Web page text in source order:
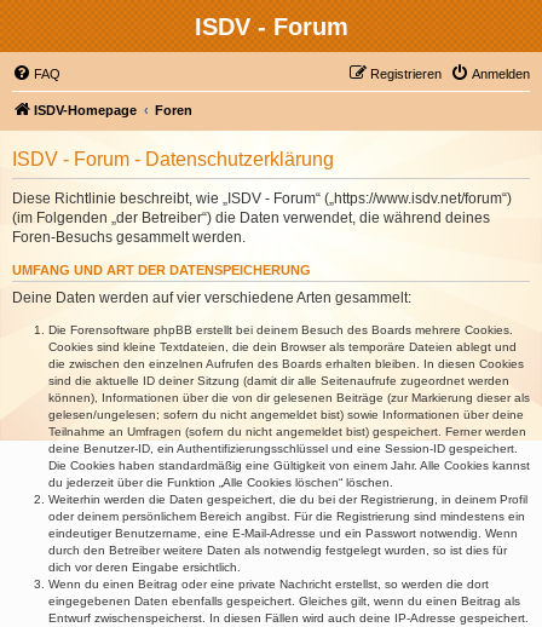
ISDV - Forum
FAQ Anmelden
Registrieren
ISDV-Homepage Foren
ISDV - Forum - Datenschutzerklärung
Diese Richtlinie beschreibt, wie „ISDV - Forum“ („https://www.isdv.net/forum“)
(im Folgenden „der Betreiber“) die Daten verwendet, die während deines
Foren-Besuchs gesammelt werden.
UMFANG UND ART DER DATENSPEICHERUNG
Deine Daten werden auf vier verschiedene Arten gesammelt:
Die Forensoftware phpBB erstellt bei deinem Besuch des Boards mehrere Cookies.
Cookies sind kleine Textdateien, die dein Browser als temporäre Dateien ablegt und
die zwischen den einzelnen Aufrufen des Boards erhalten bleiben. In diesen Cookies
sind die aktuelle ID deiner Sitzung (damit dir alle Seitenaufrufe zugeordnet werden
können), Informationen über die von dir gelesenen Beiträge (zur Markierung dieser als
gelesen/ungelesen; sofern du nicht angemeldet bist) sowie Informationen über deine
Teilnahme an Umfragen (sofern du nicht angemeldet bist) gespeichert. Ferner werden
deine Benutzer-ID, ein Authentifizierungsschlüssel und eine Session-ID gespeichert.
Die Cookies haben standardmäßig eine Gültigkeit von einem Jahr. Alle Cookies kannst
du jederzeit über die Funktion „Alle Cookies löschen“ löschen.
Weiterhin werden die Daten gespeichert, die du bei der Registrierung, in deinem Profil
oder deinem persönlichem Bereich angibst. Für die Registrierung sind mindestens ein
eindeutiger Benutzername, eine E-Mail-Adresse und ein Passwort notwendig. Wenn
durch den Betreiber weitere Daten als notwendig festgelegt wurden, so ist dies für
dich vor deren Eingabe ersichtlich.
Wenn du einen Beitrag oder eine private Nachricht erstellst, so werden die dort
eingegebenen Daten ebenfalls gespeichert. Gleiches gilt, wenn du einen Beitrag als
Entwurf zwischenspeicherst. In diesen Fällen wird auch deine IP-Adresse gespeichert.